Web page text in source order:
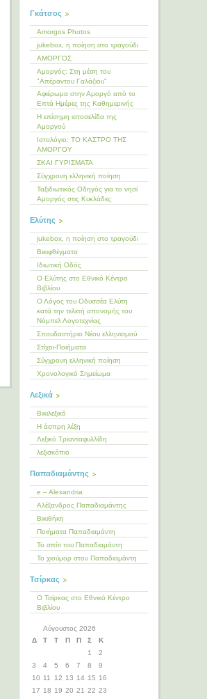
Γκάτσος
Amorgos Photos
jukebox, η ποίηση στο τραγούδι
ΑΜΟΡΓΟΣ
Αμοργός: Στη μέση του
"Απέραντου Γαλάζιου"
Αφιέρωμα στην Αμοργό από το
Επτά Ημέρες της Καθημερινής
Η επίσημη ιστοσελίδα της
Αμοργού
Ιστολόγιο: ΤΟ ΚΑΣΤΡΟ ΤΗΣ
ΑΜΟΡΓΟΥ
ΣΚΑΙ ΓΥΡΙΣΜΑΤΑ
Σύγχρονη ελληνική ποίηση
Ταξιδιωτικός Οδηγός για το νησί
Αμοργός στις Κυκλάδες
Ελύτης
jukebox, η ποίηση στο τραγούδι
Βικιφθέγματα
Ιδιωτική Οδός
Ο Ελύτης στο Εθνικό Κέντρο
Βιβλίου
Ο Λόγος του Οδυσσέα Ελύτη
κατά την τελετή απονομής του
Νόμπελ Λογοτεχνίας
Σπουδαστήριο Νέου ελληνισμού
Στίχοι-Ποιήματα
Σύγχρονη ελληνική ποίηση
Χρονολογικό Σημείωμα
Λεξικά
Βικιλεξικό
Η άσπρη λέξη
Λεξικό Τριανταφυλλίδη
λεξισκόπιο
Παπαδιαμάντης
e – Alexandria
Αλέξανδρος Παπαδιαμάντης
Βικιθήκη
Ποιήματα Παπαδιαμάντη
Το σπίτι του Παπαδιαμάντη
Το χιούμορ στον Παπαδιαμάντη
Τσίρκας
Ο Τσίρκας στο Εθνικό Κέντρο
Βιβλίου
Αύγουστος 2026
Δ
Τ Τ Π Π Σ
Κ
1
2
3
4 5 6 7 8
9
10 11 12 13 14 15 16
17 18 19 20 21 22 23